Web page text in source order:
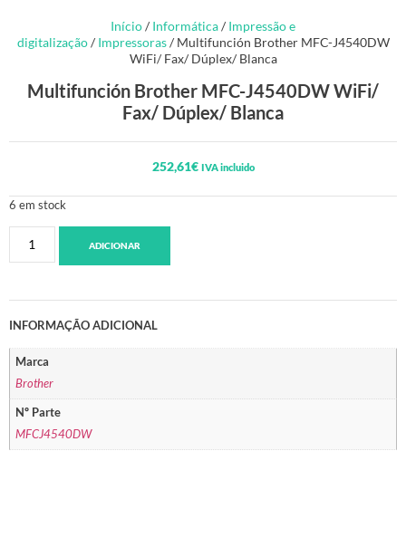
Início/ Informática/ Impressão e
digitalização/ Impressoras/ Multifunción Brother MFC-J4540DW
WiFi/ Fax/ Dúplex/ Blanca
Multifunción Brother MFC-J4540DW WiFi/
Fax/ Dúplex/ Blanca
252,61€ IVA incluido
6 em stock
ADICIONAR
INFORMAÇÃO ADICIONAL
Marca
Brother
Nº Parte
MFCJ4540DW